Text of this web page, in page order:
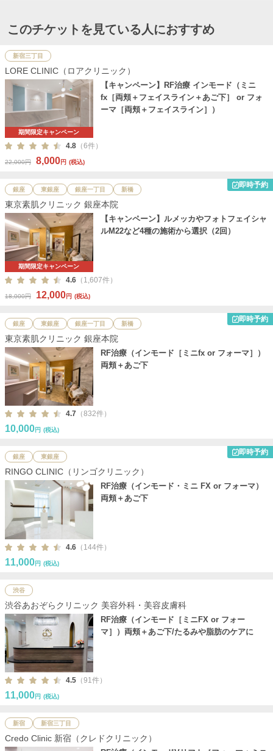
このチケットを見ている人におすすめ
新宿三丁目
LORE CLINIC（ロアクリニック）
期間限定キャンペーン
【キャンペーン】RF治療 インモード（ミニ
fx［両頬＋フェイスライン＋あご下］ or フォ
ーマ［両頬＋フェイスライン］）
4.8 （6件）
22,000円 8,000円 (税込)
銀座 東銀座 銀座一丁目 新橋
即時予約
東京素肌クリニック 銀座本院
期間限定キャンペーン
【キャンペーン】ルメッカやフォトフェイシャ
ルM22など4種の施術から選択（2回）
4.6 （1,607件）
18,000円 12,000円 (税込)
銀座 東銀座 銀座一丁目 新橋
即時予約
東京素肌クリニック 銀座本院
RF治療（インモード［ミニfx or フォーマ］）
両頬＋あご下
4.7 （832件）
10,000円 (税込)
銀座 東銀座
即時予約
RINGO CLINIC（リンゴクリニック）
RF治療（インモード・ミニ FX or フォーマ）
両頬＋あご下
4.6 （144件）
11,000円 (税込)
渋谷
渋谷あおぞらクリニック 美容外科・美容皮膚科
RF治療（インモード［ミニFX or フォー
マ］）両頬＋あご下/たるみや脂肪のケアに
4.5 （91件）
11,000円 (税込)
新宿 新宿三丁目
Credo Clinic 新宿（クレドクリニック）